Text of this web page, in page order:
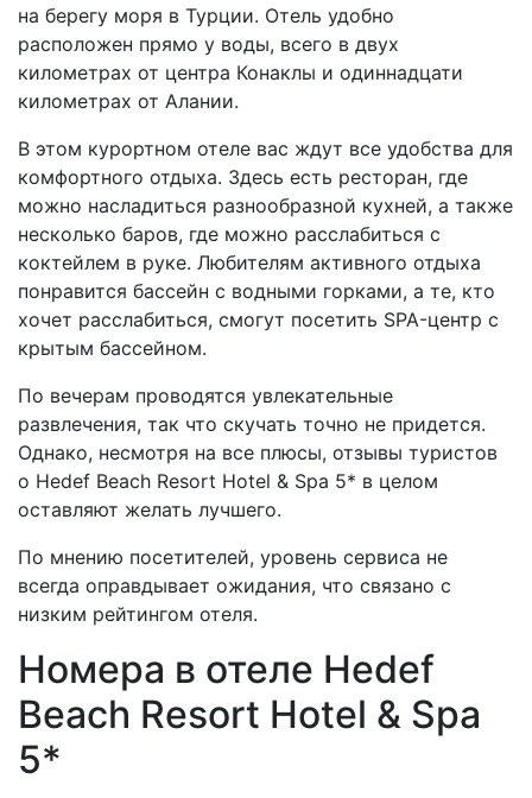
на берегу моря в Турции. Отель удобно
расположен прямо у воды, всего в двух
километрах от центра Конаклы и одиннадцати
километрах от Алании.
В этом курортном отеле вас ждут все удобства для
комфортного отдыха. Здесь есть ресторан, где
можно насладиться разнообразной кухней, а также
несколько баров, где можно расслабиться с
коктейлем в руке. Любителям активного отдыха
понравится бассейн с водными горками, а те, кто
хочет расслабиться, смогут посетить SPA-центр с
крытым бассейном.
По вечерам проводятся увлекательные
развлечения, так что скучать точно не придется.
Однако, несмотря на все плюсы, отзывы туристов
о Hedef Beach Resort Hotel & Spa 5* в целом
оставляют желать лучшего.
По мнению посетителей, уровень сервиса не
всегда оправдывает ожидания, что связано с
низким рейтингом отеля.
Номера в отеле Hedef
Beach Resort Hotel & Spa
5*